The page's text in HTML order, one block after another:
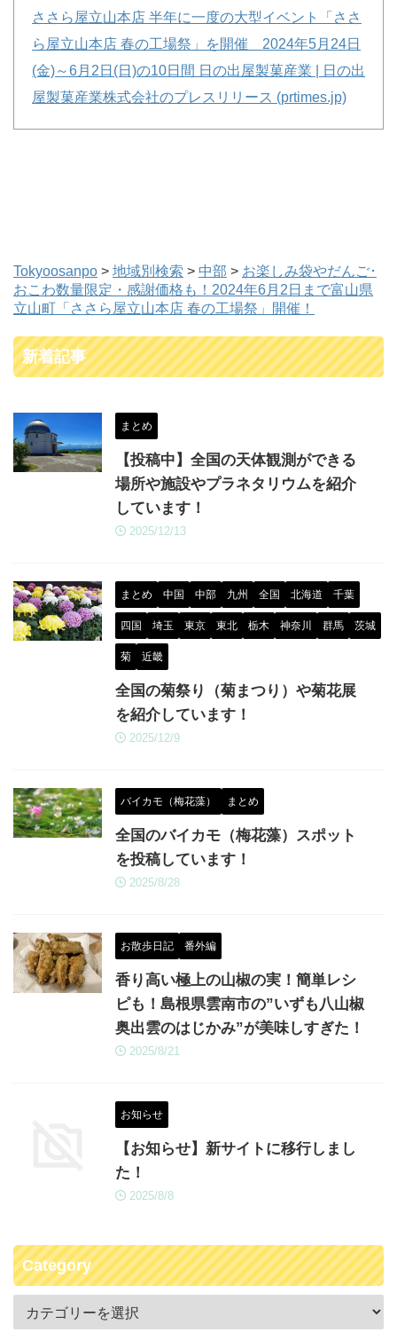
ささら屋立山本店 半年に一度の大型イベント「ささ
ら屋立山本店 春の工場祭」を開催 2024年5月24日
(金)～6月2日(日)の10日間 日の出屋製菓産業 | 日の出
屋製菓産業株式会社のプレスリリース (prtimes.jp)
Tokyoosanpo > 地域別検索 > 中部 > お楽しみ袋やだんご･
おこわ数量限定・感謝価格も！2024年6月2日まで富山県
立山町「ささら屋立山本店 春の工場祭」開催！
新着記事
まとめ
【投稿中】全国の天体観測ができる
場所や施設やプラネタリウムを紹介
しています！
2025/12/13
まとめ 中国 中部 九州 全国 北海道 千葉
四国 埼玉 東京 東北 栃木 神奈川 群馬 茨城
菊 近畿
全国の菊祭り（菊まつり）や菊花展
を紹介しています！
2025/12/9
バイカモ（梅花藻） まとめ
全国のバイカモ（梅花藻）スポット
を投稿しています！
2025/8/28
お散歩日記 番外編
香り高い極上の山椒の実！簡単レシ
ピも！島根県雲南市の”いずも八山椒
奥出雲のはじかみ”が美味しすぎた！
2025/8/21
お知らせ
【お知らせ】新サイトに移行しまし
た！
2025/8/8
Category